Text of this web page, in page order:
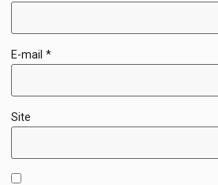
E-mail*
Site